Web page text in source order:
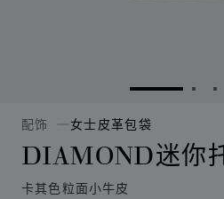
转到幻灯片
转
配饰 女士皮革包袋
DIAMOND迷你
卡其色粒面小牛皮